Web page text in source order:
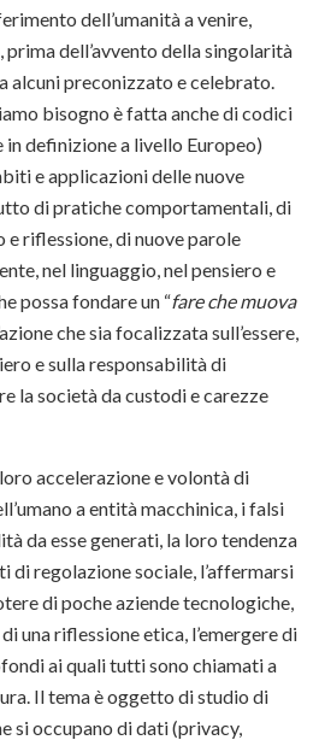
dell’umanità a venire,
dell’avvento della singolarità
alcuni preconizzato e celebrato.
bisogno è fatta anche di codici
in definizione a livello Europeo)
e applicazioni delle nuove
di pratiche comportamentali, di
riflessione, di nuove parole
nel linguaggio, nel pensiero e
possa fondare un “fare che muova
che sia focalizzata sull’essere,
e sulla responsabilità di
la società da custodi e carezze
accelerazione e volontà di
a entità macchinica, i falsi
da esse generati, la loro tendenza
di regolazione sociale, l’affermarsi
di poche aziende tecnologiche,
una riflessione etica, l’emergere di
ai quali tutti sono chiamati a
Il tema è oggetto di studio di
si occupano di dati (privacy,